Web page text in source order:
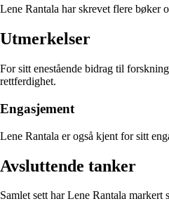
Lene Rantala har skrevet flere bøker
Utmerkelser
For sitt enestående bidrag til
rettferdighet.
Engasjement
Lene Rantala er også kjent for sitt
Avsluttende tanker
Samlet sett har Lene Rantala